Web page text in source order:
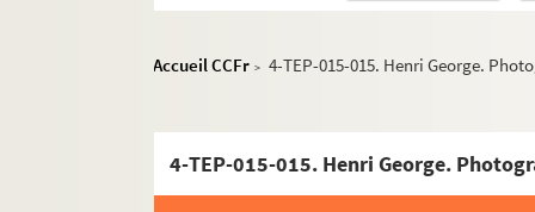
Accueil CCFr > 4-TEP-015-015. Henri George.
4-TEP-015-015. Henri George.